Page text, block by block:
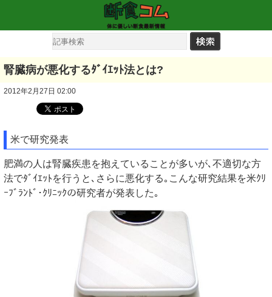
腎臓病が悪化するﾀﾞｲｴｯﾄ法とは?
2012年2月27日 02:00
米で研究発表
肥満の人は腎臓疾患を抱えていることが多いが､不適切な方
法でﾀﾞｲｴｯﾄを行うと､さらに悪化する｡こんな研究結果を米ｸﾘ
ｰﾌﾞﾗﾝﾄﾞ･ｸﾘﾆｯｸの研究者が発表した｡